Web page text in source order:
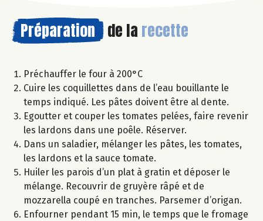
Préparation de la recette
Préchauffer le four à 200°C
Cuire les coquillettes dans de l’eau bouillante le
temps indiqué. Les pâtes doivent être al dente.
Egoutter et couper les tomates pelées, faire revenir
les lardons dans une poêle. Réserver.
Dans un saladier, mélanger les pâtes, les tomates,
les lardons et la sauce tomate.
Huiler les parois d’un plat à gratin et déposer le
mélange. Recouvrir de gruyère râpé et de
mozzarella coupé en tranches. Parsemer d’origan.
Enfourner pendant 15 min, le temps que le fromage